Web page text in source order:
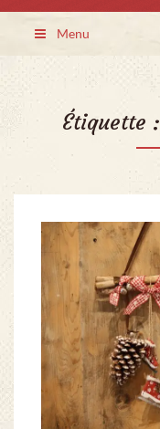
Menu
Étiquette :